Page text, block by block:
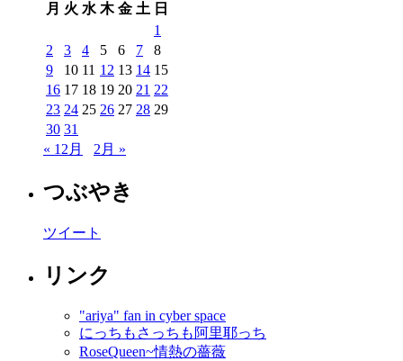
月 火 水 木 金 土 日
1
2
3 4 5 6 7
8
9
10 11 12 13 14 15
16 17 18 19 20 21 22
23 24 25 26 27 28 29
30 31
« 12月
2月 »
つぶやき
ツイート
リンク
"ariya" fan in cyber space
にっちもさっちも阿里耶っち
RoseQueen~情熱の薔薇